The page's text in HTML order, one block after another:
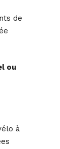
de
ou
à